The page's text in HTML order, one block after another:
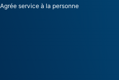
service à la personne